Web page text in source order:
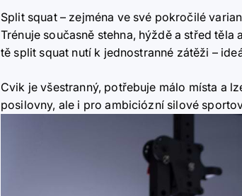
Split squat – zejména ve své pokročilé
Trénuje současně stehna, hýždě a střed
tě split squat nutí k jednostranné zátěži –
Cvik je všestranný, potřebuje málo místa a
posilovny, ale i pro ambiciózní silové